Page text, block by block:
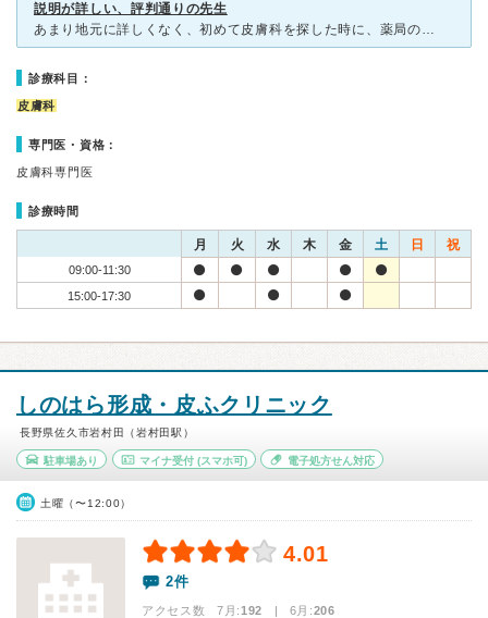
説明が詳しい、評判通りの先生
あまり地元に詳しくなく、初めて皮膚科を探した時に、薬局の方や病院関係の方に聞いて、皆さん口を揃えて真っ先に名前を挙げた病院です。 大体いつも待合室には何組か待っている患者さんがいますが、さほど長
診療科目：
皮膚科
専門医・資格：
皮膚科専門医
診療時間
月 火 水 木 金 土 日 祝
09:00-11:30
15:00-17:30
しのはら形成・皮ふクリニック
長野県佐久市岩村田（岩村田駅）
駐車場あり マイナ受付(スマホ可) 電子処方せん対応
土曜（〜12:00）
4.01
2件
アクセス数 7月:192 | 6月:206